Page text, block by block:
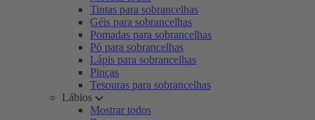
Tintas para sobrancelhas
Géis para sobrancelhas
Pomadas para sobrancelhas
Pó para sobrancelhas
Lápis para sobrancelhas
Pinças
Tesouras para sobrancelhas
Lábios
Mostrar todos